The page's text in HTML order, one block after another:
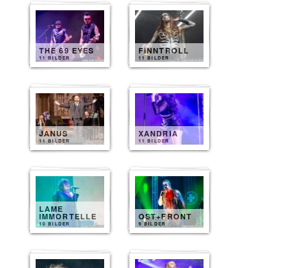
THE 69 EYES
11 BILDER
FINNTROLL
11 BILDER
JANUS
11 BILDER
XANDRIA
11 BILDER
LAME
IMMORTELLE
10 BILDER
OST+FRONT
9 BILDER